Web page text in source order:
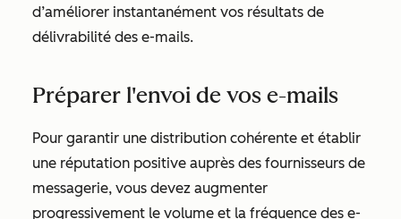
d’améliorer instantanément vos résultats de
délivrabilité des e-mails.
Préparer l'envoi de vos e-mails
Pour garantir une distribution cohérente et établir
une réputation positive auprès des fournisseurs de
messagerie, vous devez augmenter
progressivement le volume et la fréquence des e-